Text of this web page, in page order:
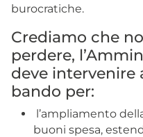
burocratiche.
Crediamo che
perdere,
deve intervenire
bando per:
l’ampliamento
buoni spesa,